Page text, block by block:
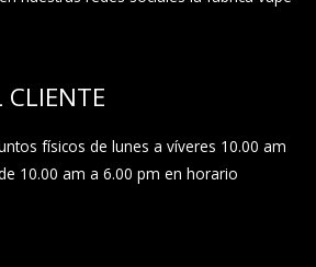
físicos de lunes a víveres 10.00 am
10.00 am a 6.00 pm en horario